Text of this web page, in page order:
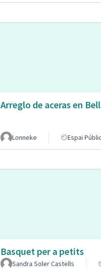
Arreglo de aceras en
Lonneke Espai Públic
Basquet per a petits
Sandra Soler Castells